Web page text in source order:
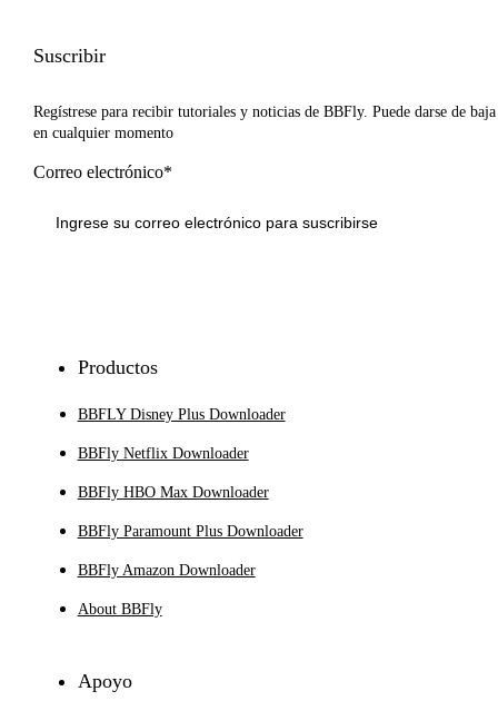
Suscribir
Regístrese para recibir tutoriales y noticias de BBFly. Puede darse de baja
en cualquier momento
Correo electrónico*
Productos
BBFLY Disney Plus Downloader
BBFly Netflix Downloader
BBFly HBO Max Downloader
BBFly Paramount Plus Downloader
BBFly Amazon Downloader
About BBFly
Apoyo